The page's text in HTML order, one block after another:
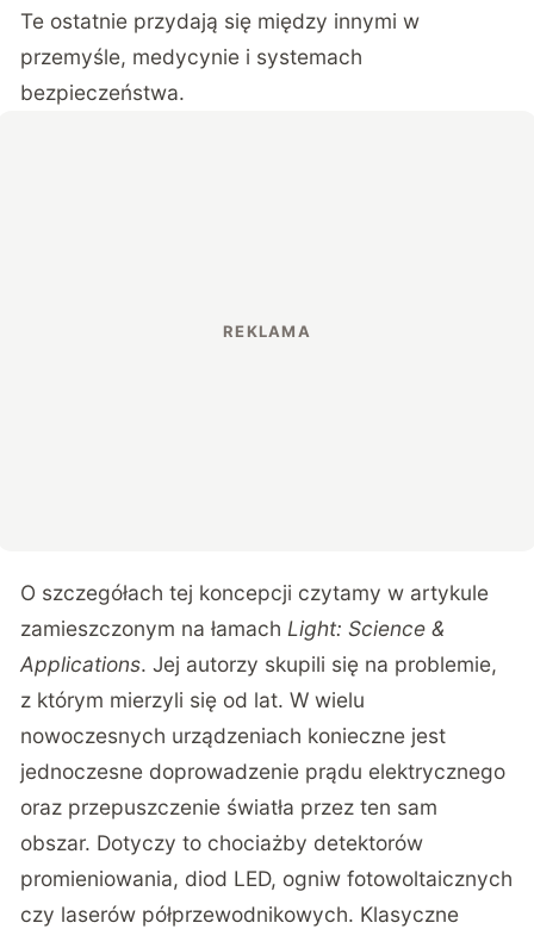
Te ostatnie przydają się między innymi w
przemyśle, medycynie i systemach
bezpieczeństwa.
O szczegółach tej koncepcji czytamy w artykule
zamieszczonym na łamach Light: Science &
Applications.Jej autorzy skupili się na problemie,
z którym mierzyli się od lat. W wielu
nowoczesnych urządzeniach konieczne jest
jednoczesne doprowadzenie prądu elektrycznego
oraz przepuszczenie światła przez ten sam
obszar. Dotyczy to chociażby detektorów
promieniowania, diod LED, ogniw fotowoltaicznych
czy laserów półprzewodnikowych. Klasyczne